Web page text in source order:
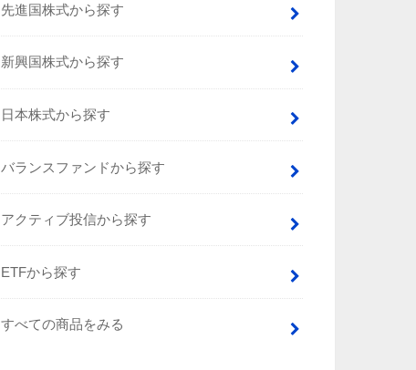
先進国株式から探す
新興国株式から探す
日本株式から探す
バランスファンドから探す
アクティブ投信から探す
ETFから探す
すべての商品をみる